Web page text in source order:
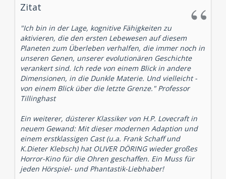
Zitat
"Ich bin in der Lage, kognitive Fähigkeiten zu
aktivieren, die den ersten Lebewesen auf diesem
Planeten zum Überleben verhalfen, die immer noch in
unseren Genen, unserer evolutionären Geschichte
verankert sind. Ich rede von einem Blick in andere
Dimensionen, in die Dunkle Materie. Und vielleicht -
von einem Blick über die letzte Grenze." Professor
Tillinghast
Ein weiterer, düsterer Klassiker von H.P. Lovecraft in
neuem Gewand: Mit dieser modernen Adaption und
einem erstklassigen Cast (u.a. Frank Schaff und
K.Dieter Klebsch) hat OLIVER DÖRING wieder großes
Horror-Kino für die Ohren geschaffen. Ein Muss für
jeden Hörspiel- und Phantastik-Liebhaber!